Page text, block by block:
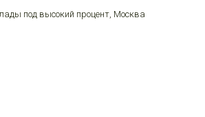
под высокий процент, Москва